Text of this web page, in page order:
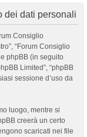
dei dati personali
Consiglio
“Forum Consiglio
e phpBB (in seguito
Limited”, “phpBB
sessione d’uso da
luogo, mentre si
creerà un certo
scaricati nei file